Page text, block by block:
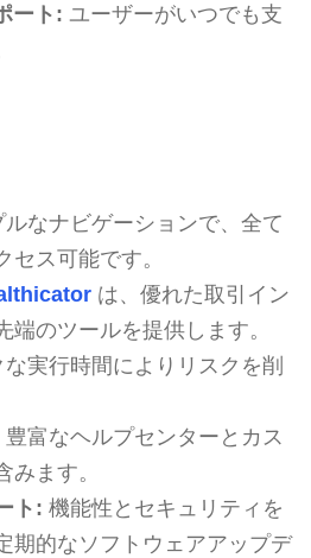
ート: ユーザーがいつでも支
ルなナビゲーションで、全て
セス可能です。
は、優れた取引イン
端のツールを提供します。
な実行時間によりリスクを削
豊富なヘルプセンターとカス
みます。
ト: 機能性とセキュリティを
期的なソフトウェアアップデ